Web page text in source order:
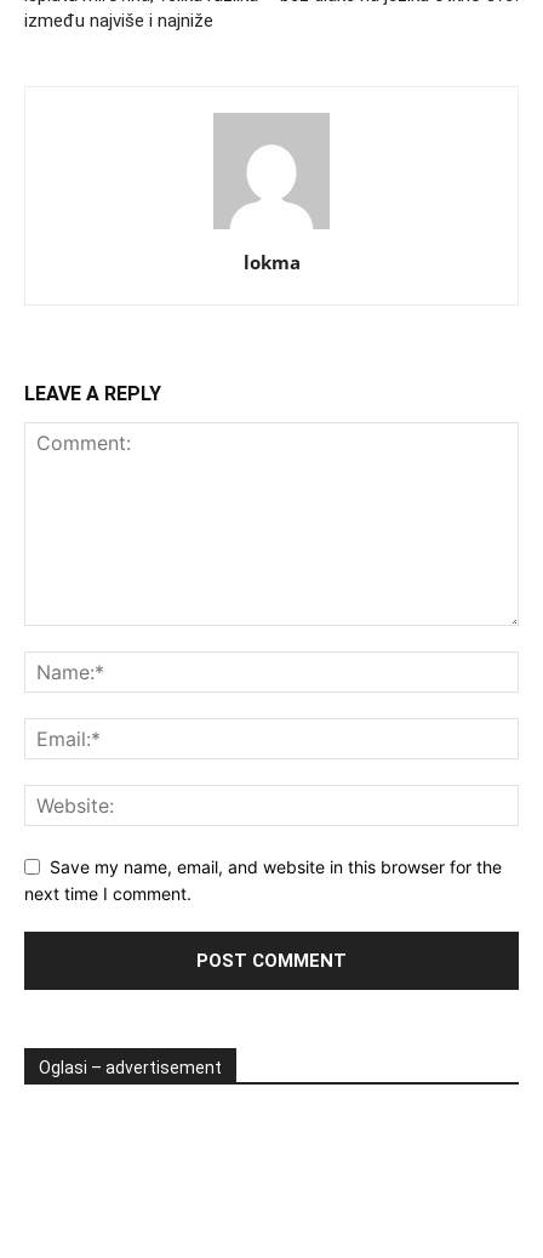
između najviše i najniže
lokma
LEAVE A REPLY
Save my name, email, and website in this browser for the
next time I comment.
Oglasi – advertisement